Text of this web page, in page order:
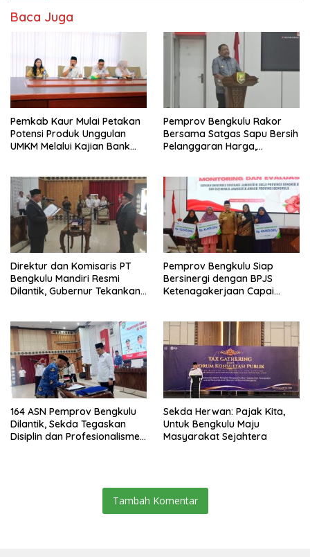
Baca Juga
Pemkab Kaur Mulai Petakan
Potensi Produk Unggulan
UMKM Melalui Kajian Bank
Pemprov Bengkulu Rakor
Bersama Satgas Sapu Bersih
Pelanggaran Harga,
Masih Jadi Sorotan
Direktur dan Komisaris PT
Bengkulu Mandiri Resmi
Dilantik, Gubernur Tekankan
Pemprov Bengkulu Siap
Bersinergi dengan BPJS
Ketenagakerjaan Capai
164 ASN Pemprov Bengkulu
Dilantik, Sekda Tegaskan
Disiplin dan Profesionalisme
Sekda Herwan: Pajak Kita,
Untuk Bengkulu Maju
Masyarakat Sejahtera
Tambah Komentar